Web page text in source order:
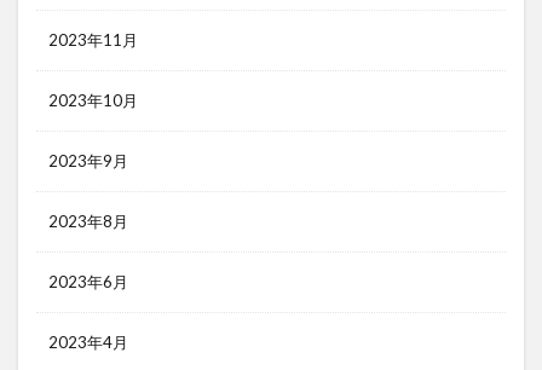
2023年11月
2023年10月
2023年9月
2023年8月
2023年6月
2023年4月